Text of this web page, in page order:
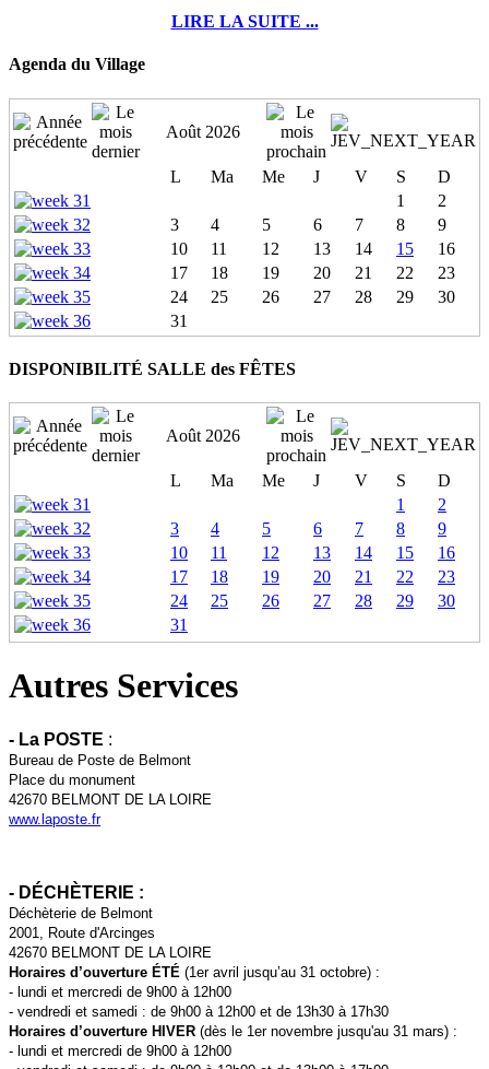
LIRE LA SUITE ...
Agenda du Village
Août 2026
L Ma Me J V S
D
1
2
3
4 5 6 7 8
9
10
11 12 13 14 15
16
17
18 19 20 21 22
23
24
25 26 27 28 29
30
31
DISPONIBILITÉ SALLE des FÊTES
Août 2026
L Ma Me J V S
D
1
2
3
4 5 6 7 8
9
10
11 12 13 14 15
16
17
18 19 20 21 22
23
24
25 26 27 28 29
30
31
Autres Services
- La POSTE :
Bureau de Poste de Belmont
Place du monument
42670 BELMONT DE LA LOIRE
www.laposte.fr
- DÉCHÈTERIE :
Déchèterie de Belmont
2001, Route d'Arcinges
42670 BELMONT DE LA LOIRE
Horaires d’ouverture ÉTÉ (1er avril jusqu’au 31 octobre) :
- lundi et mercredi de 9h00 à 12h00
- vendredi et samedi : de 9h00 à 12h00 et de 13h30 à 17h30
Horaires d’ouverture HIVER (dès le 1er novembre jusqu'au 31 mars) :
- lundi et mercredi de 9h00 à 12h00